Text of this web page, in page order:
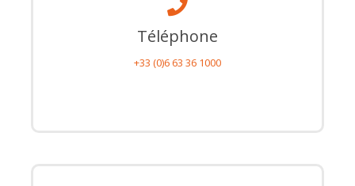
Téléphone
+33 (0)6 63 36 1000